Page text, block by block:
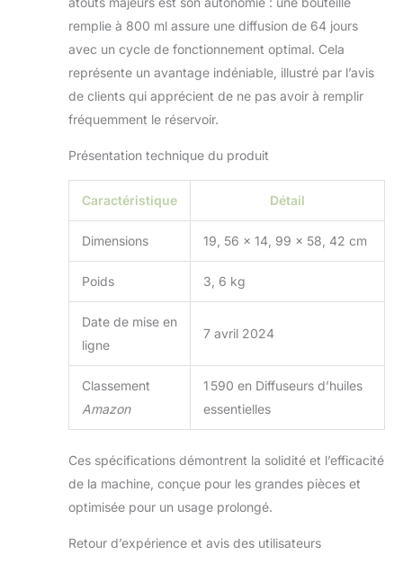
à d'autres produits
similaires
(seulement 600 ml),
la machine à air
parfumée
intelligente VEVOR
a une grande
Profitez d'un parfum
recharges
essentielle, ce qui le
rend pratique pour
vos besoins
Parfum personnalisé
avec contrôle
Bluetooth : une fois
pouvez facilement
contrôler la mise
sous/hors tension,
les niveaux de
minuterie, et plus
remplie à 800 ml assure une diffusion de 64 jours
avec un cycle de fonctionnement optimal. Cela
représente un avantage indéniable, illustré par l’avis
de clients qui apprécient de ne pas avoir à remplir
fréquemment le réservoir.
Présentation technique du produit
Caractéristique Détail
Dimensions 19, 56 x 14, 99 x 58, 42 cm
Poids 3, 6 kg
Date de mise en
ligne
7 avril 2024
Classement
Amazon
1 590 en Diffuseurs d’huiles
essentielles
Ces spécifications démontrent la solidité et l’efficacité
de la machine, conçue pour les grandes pièces et
optimisée pour un usage prolongé.
Retour d’expérience et avis des utilisateurs